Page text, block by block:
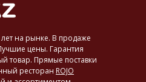
на рынке. В продаже
цены. Гарантия
товар. Прямые поставки
ресторан ROJO